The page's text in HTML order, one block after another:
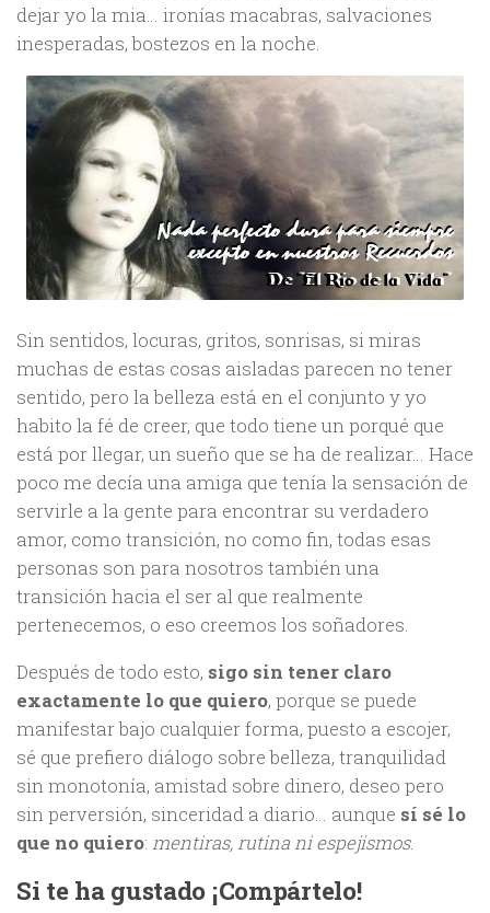
dejar yo la mia… ironías macabras, salvaciones
inesperadas, bostezos en la noche.
Sin sentidos, locuras, gritos, sonrisas, si miras
muchas de estas cosas aisladas parecen no tener
sentido, pero la belleza está en el conjunto y yo
habito la fé de creer, que todo tiene un porqué que
está por llegar, un sueño que se ha de realizar… Hace
poco me decía una amiga que tenía la sensación de
servirle a la gente para encontrar su verdadero
amor, como transición, no como fin, todas esas
personas son para nosotros también una
transición hacia el ser al que realmente
pertenecemos, o eso creemos los soñadores.
Después de todo esto, sigo sin tener claro
exactamente lo que quiero, porque se puede
manifestar bajo cualquier forma, puesto a escojer,
sé que prefiero diálogo sobre belleza, tranquilidad
sin monotonía, amistad sobre dinero, deseo pero
sin perversión, sinceridad a diario… aunque sí sé lo
que no quiero: mentiras, rutina ni espejismos.
Si te ha gustado ¡Compártelo!